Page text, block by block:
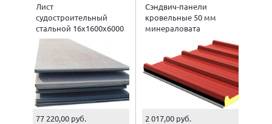
Лист
судостроительный
стальной 16х1600х6000
77 220,00 руб.
Сэндвич-панели
кровельные 50 мм
минераловата
2 017,00 руб.